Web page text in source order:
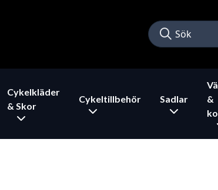
Cykelkläder
& Skor
Cykeltillbehör Sadlar
&